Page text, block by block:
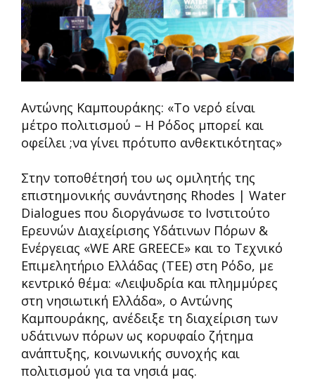
Αντώνης Καμπουράκης: «Το νερό είναι
μέτρο πολιτισμού – Η Ρόδος μπορεί και
οφείλει ;να γίνει πρότυπο ανθεκτικότητας»
Στην τοποθέτησή του ως ομιλητής της
επιστημονικής συνάντησης Rhodes | Water
Dialogues που διοργάνωσε το Ινστιτούτο
Ερευνών Διαχείρισης Υδάτινων Πόρων &
Ενέργειας «WE ARE GREECE» και το Τεχνικό
Επιμελητήριο Ελλάδας (ΤΕΕ) στη Ρόδο, με
κεντρικό θέμα: «Λειψυδρία και πλημμύρες
στη νησιωτική Ελλάδα», ο Αντώνης
Καμπουράκης, ανέδειξε τη διαχείριση των
υδάτινων πόρων ως κορυφαίο ζήτημα
ανάπτυξης, κοινωνικής συνοχής και
πολιτισμού για τα νησιά μας.